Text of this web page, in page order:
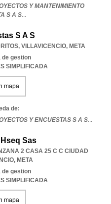
Y MANTENIMIENTO
S A S...
S A S
, VILLAVICENCIO, META
gestion
SIMPLIFICADA
mapa
de:
Y ENCUESTAS S A S...
Sas
2 CASA 25 C C CIUDAD
, META
gestion
SIMPLIFICADA
mapa